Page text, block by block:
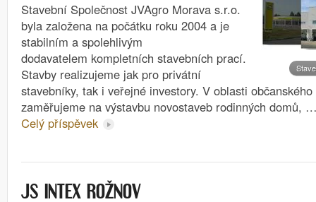
Stavební Společnost JVAgro Morava s.r.o.
byla založena na počátku roku 2004 a je
stabilním a spolehlivým
dodavatelem kompletních stavebních prací.
Stavby realizujeme jak pro privátní
stavebníky, tak i veřejné investory. V oblasti
zaměřujeme na výstavbu novostaveb rodinných domů,
Celý příspěvek
JS INTEX ROŽNOV